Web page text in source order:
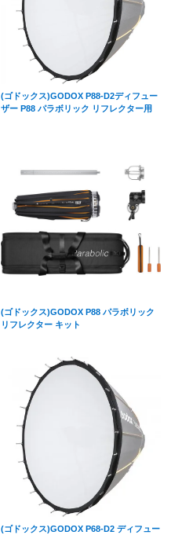
(ゴドックス)GODOX P88-D2ディフュー
ザー P88 パラボリック リフレクター用
(ゴドックス)GODOX P88 パラボリック
リフレクター キット
(ゴドックス)GODOX P68-D2 ディフュー